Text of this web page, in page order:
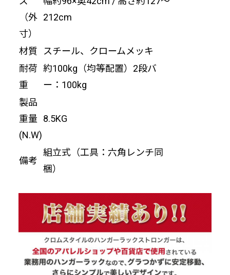
（外
寸）
212cm
材質
スチール、クロームメッキ
耐荷
重
約100kg（均等配置）2段バ
ー：100kg
製品
重量
(N.W)
8.5KG
備考
組立式（工具：六角レンチ同
梱）